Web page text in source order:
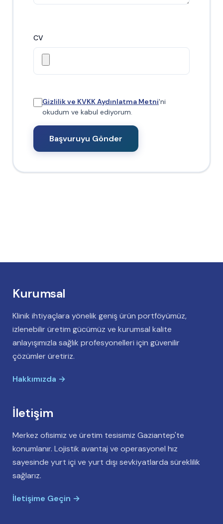
CV
Gizlilik ve KVKK Aydınlatma Metni'ni
okudum ve kabul ediyorum.
Başvuruyu Gönder
Kurumsal
Klinik ihtiyaçlara yönelik geniş ürün portföyümüz,
izlenebilir üretim gücümüz ve kurumsal kalite
anlayışımızla sağlık profesyonelleri için güvenilir
çözümler üretiriz.
Hakkımızda →
İletişim
Merkez ofisimiz ve üretim tesisimiz Gaziantep'te
konumlanır. Lojistik avantaj ve operasyonel hız
sayesinde yurt içi ve yurt dışı sevkiyatlarda süreklilik
sağlarız.
İletişime Geçin →